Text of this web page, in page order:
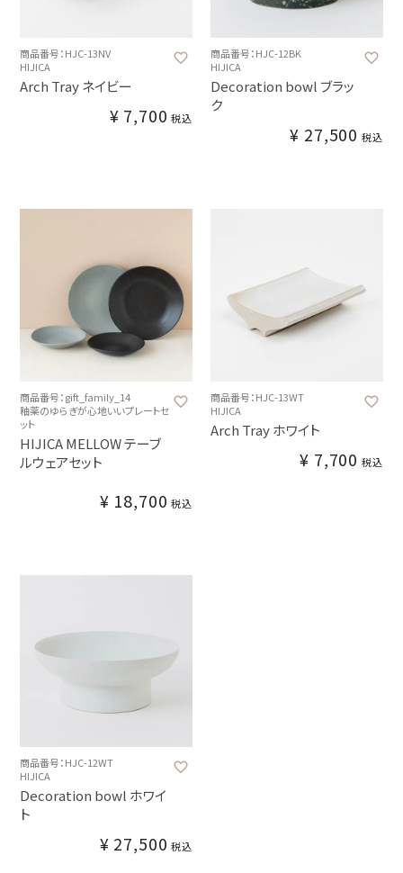
商品番号：HJC-13NV
HIJICA
Arch Tray ネイビー
¥ 7,700 税込
商品番号：HJC-12BK
HIJICA
Decoration bowl ブラッ
ク
¥ 27,500 税込
商品番号：gift_family_14
釉薬のゆらぎが心地いいプレートセ
ット
HIJICA MELLOW テーブ
ルウェアセット
¥ 18,700 税込
商品番号：HJC-13WT
HIJICA
Arch Tray ホワイト
¥ 7,700 税込
商品番号：HJC-12WT
HIJICA
Decoration bowl ホワイ
ト
¥ 27,500 税込